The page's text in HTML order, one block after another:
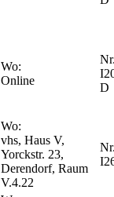
Wo:
Online
D
Wo:
vhs, Haus V,
Yorckstr. 23,
Derendorf, Raum
V.4.22